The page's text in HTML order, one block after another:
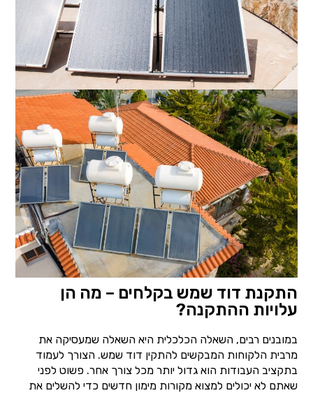
התקנת דוד שמש בקלחים – מה הן
עלויות ההתקנה?
במובנים רבים, השאלה הכלכלית היא השאלה שמעסיקה את
מרבית הלקוחות המבקשים להתקין דוד שמש. הצורך לעמוד
בתקציב העבודות הוא גדול יותר מכל צורך אחר. פשוט לפני
שאתם לא יכולים למצוא מקורות מימון חדשים כדי להשלים את